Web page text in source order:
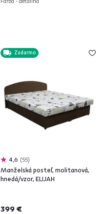
Zadarmo
4,6 55
Manželská posteľ, molitanová,
hnedá/vzor, ELIJAH
399 €